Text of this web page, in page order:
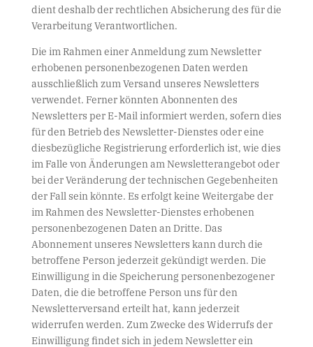
dient deshalb der rechtlichen Absicherung des für die
Verarbeitung Verantwortlichen.
Die im Rahmen einer Anmeldung zum Newsletter
erhobenen personenbezogenen Daten werden
ausschließlich zum Versand unseres Newsletters
verwendet. Ferner könnten Abonnenten des
Newsletters per E-Mail informiert werden, sofern dies
für den Betrieb des Newsletter-Dienstes oder eine
diesbezügliche Registrierung erforderlich ist, wie dies
im Falle von Änderungen am Newsletterangebot oder
bei der Veränderung der technischen Gegebenheiten
der Fall sein könnte. Es erfolgt keine Weitergabe der
im Rahmen des Newsletter-Dienstes erhobenen
personenbezogenen Daten an Dritte. Das
Abonnement unseres Newsletters kann durch die
betroffene Person jederzeit gekündigt werden. Die
Einwilligung in die Speicherung personenbezogener
Daten, die die betroffene Person uns für den
Newsletterversand erteilt hat, kann jederzeit
widerrufen werden. Zum Zwecke des Widerrufs der
Einwilligung findet sich in jedem Newsletter ein